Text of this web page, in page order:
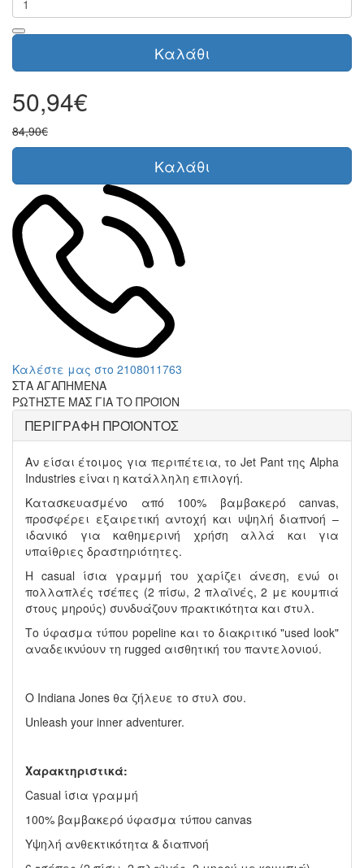
Καλάθι
50,94€
84,90€
Καλάθι
Καλέστε μας στο 2108011763
ΣΤΑ ΑΓΑΠΗΜΕΝΑ
ΡΩΤΗΣΤΕ ΜΑΣ ΓΙΑ ΤΟ ΠΡΟΪΟΝ
ΠΕΡΙΓΡΑΦΗ ΠΡΟΪΟΝΤΟΣ
Αν είσαι έτοιμος για περιπέτεια, το Jet Pant της Alpha
Industries είναι η κατάλληλη επιλογή.
Κατασκευασμένο από 100% βαμβακερό canvas,
προσφέρει εξαιρετική αντοχή και υψηλή διαπνοή –
ιδανικό για καθημερινή χρήση αλλά και για
υπαίθριες δραστηριότητες.
Η casual ίσια γραμμή του χαρίζει άνεση, ενώ οι
πολλαπλές τσέπες (2 πίσω, 2 πλαϊνές, 2 με κουμπιά
στους μηρούς) συνδυάζουν πρακτικότητα και στυλ.
Το ύφασμα τύπου popeline και το διακριτικό "used look"
αναδεικνύουν τη rugged αισθητική του παντελονιού.
Ο Indiana Jones θα ζήλευε το στυλ σου.
Unleash your inner adventurer.
Χαρακτηριστικά:
Casual ίσια γραμμή
100% βαμβακερό ύφασμα τύπου canvas
Υψηλή ανθεκτικότητα & διαπνοή